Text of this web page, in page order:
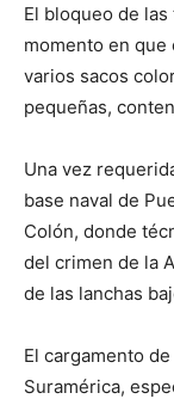
El bloqueo de
momento en que
varios sacos
pequeñas,
Una vez
base naval de
Colón, donde
del crimen de la
de las lanchas
El cargamento
Suramérica,